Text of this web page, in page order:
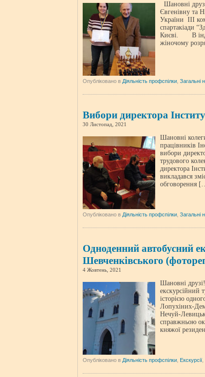
Шановні
Євгенівну та
України ІІІ
спартакіади
Києві. В
жіночому
Опубліковано в Діяльність профспілки Загальні
Вибори директора
30 Листопад, 2021
Шановні
працівників
вибори
трудового
директора
викладався
обговорення
Опубліковано в Діяльність профспілки Загальні
Одноденний автобусний
Шевченківського
4 Жовтень, 2021
Шановні
екскурсійний
історією
Лопухіних-
Нечуй-
справжньою
княжої
Опубліковано в Діяльність профспілки Екскурсії